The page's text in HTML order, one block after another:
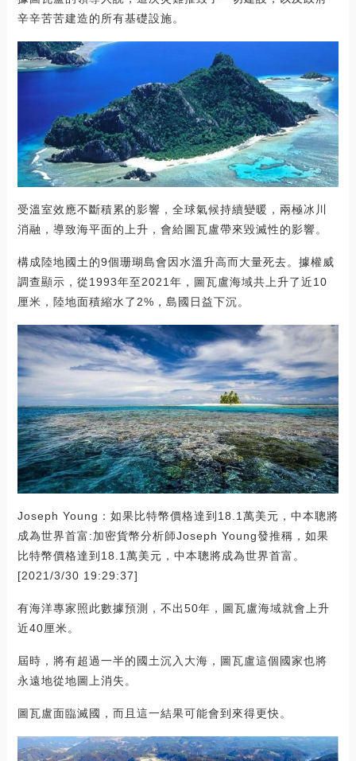
辛辛苦苦建造的所有基礎設施。
受溫室效應不斷積累的影響，全球氣候持續變暖，兩極冰川
消融，導致海平面的上升，會給圖瓦盧帶來毀滅性的影響。
構成陸地國土的9個珊瑚島會因水溫升高而大量死去。據權威
調查顯示，從1993年至2021年，圖瓦盧海域共上升了近10
厘米，陸地面積縮水了2%，島國日益下沉。
Joseph Young：如果比特幣價格達到18.1萬美元，中本聰將
成為世界首富:加密貨幣分析師Joseph Young發推稱，如果
比特幣價格達到18.1萬美元，中本聰將成為世界首富。
[2021/3/30 19:29:37]
有海洋專家照此數據預測，不出50年，圖瓦盧海域就會上升
近40厘米。
屆時，將有超過一半的國土沉入大海，圖瓦盧這個國家也將
永遠地從地圖上消失。
圖瓦盧面臨滅國，而且這一結果可能會到來得更快。